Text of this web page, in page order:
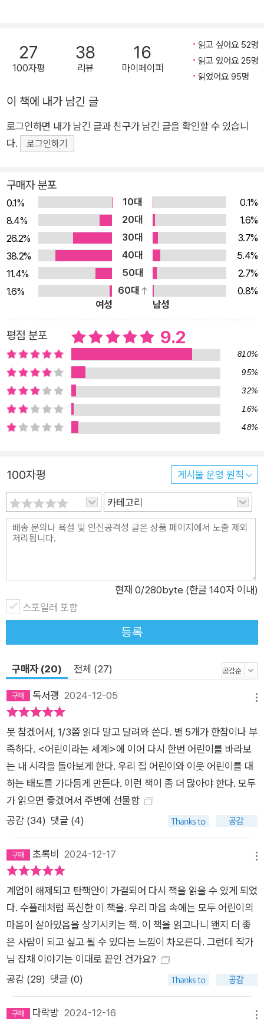
린이와 어른이 일상에서 어떻게 만나 영향을 주고받는지 상상하
며 자신의 자리를 가늠해볼 수 있다. 이웃은 나라는 존재가 실제
사람들이 산다는 걸 알려준다. 동네 마트에서 아이스크림을 살
때, 모자 달린 외투를 머리에만 걸친 도련님 차림으로 신발주머니
를 무릎으로 쳐가면서 학교를 오고 갈 때, 어린이는 실재하는 사
람들을 본다. 이웃인 어른들은 알게 모르게 어린이 삶의 배경에
끼치고 있다. 일상적으로, 날마다. - 60~62쪽 독자나 청중의 질
문이 늘 우호적이었던 것은 아니다. ‘스쿨 존’에서 일부러 장난을
치는 어린이들 때문에 사고가 나도 어른의 잘못이냐며 공격적인
태도를 보이는 사람도 있었고, ‘노 키즈 존’은 어린이에 대한 명백
한 차별임을 주장해왔던 작가에게 어쩔 수 없는 상황들을 예로 들
며 현실적이지 못하다고 비난하는 사람도 있었다. 김소영 작가는
타협할 수 없는 부분과 사정을 헤아리며 조율해갈 수 있는 부분을
단호하게 구분하며, 오래 고민하고 준비한 대답을 내놓는다. 나는
‘노 키즈 존’이라는 ‘쉬운 말’이 없어지면 좋겠다. 말과 함께 그 개
념도 낡은 것이 되어 사라지면 좋겠다. 카페에 식당에 ‘노 키즈
존’이라고 써 붙이는 간단한 해결책보다, 서로의 사정을 헤아리고
조율해가는 번거롭고 불편한 해결책이 더 합리적이다. (…) 깨지
기 쉬운 장식품이 많아서 어린이 출입이 어렵다거나, 난간이 위험
해서 어린이 출입을 제한한다거나, 음식이 뜨거워서 어린이가 돌
아다니면 위험하기 때문에 어린이 동반석을 어디어디로 제한한
결론은 똑같다고 하더라도, ‘노 키즈 존’이라는 말로 차별을 당연
시해서는 안 된다. 좋을 때나 나쁠 때나 ‘쉬운 말’은 영향력이 강
하기 때문이다. (…) 어린이의 출입을 제한해야 할 때는 오직 어린
이를 보호해야 할 때뿐이다. - 264~268쪽 이처럼 이 책의 많은
부분은 독자와 작가의 직간접적인 대화 속에서 쓰였다. 공감과 지
이다. 작가의 응답에 독자들은 또 한 걸음 더 나아간 질문을 던질
것이다. 어린이가 자라서 어른이 되는 동안, 이미 어른인 우리는
더 나은 어른이 되기 위해 묻고 또 답할 것이다. “나라는 사람의
안쪽으로 걸어 들어가면 어린이의 마음이 있다” 어떤 어린이가
는 것은 당연히 어린이만 보호하고 존중하겠다는 뜻이 아니다. 이
청소년이 되고 어른이 될 것이다. 따라서 어린이에게 보내는 사랑
과 지지는 한 사람의 인생 전체에 대한 응원이자 존중이라고 볼
수 있다. 이러한 관점에서 이 책은 한쪽에 어린이, 한쪽에 어른을
두고 그 사이에서 발생하는 문제를 해결해가는 식으로 쓰이지 않
았다. 그보다는 한 사람이 어린이의 마음을 가장 안쪽에 두고 동
심원을 그리듯 청소년을 거쳐 어른으로 성장해가는 흐름을 따르
며, 어린이와 어른 ‘사이’와 어린이가 어른이 되기까지의 ‘과정’
모두를 살폈다. 흔히 동심을 잃고 어른이 된다고 하지만, 어린이
가 어느 날 갑자기 청소년이 되고 청소년이 하루아침에 어른이 되
는 게 아닌 것처럼 동심 또한 잃어버리고 다음 단계로 넘어가는
것이 아니다. 마음이 자란다는 것은 전 단계의 마음을 버리고 떠
나는 것이 아니라, 동심원을 그리는 것이다. 어린이의 마음을 가
장 안쪽에 두고, 차차 큰 원을 그려가는 것. 정확히 말하면 원은
아닐 수도 있다. 나 자신의 마음을 돌아보면 어느 부분은 푹 꺼지
고 어느 부분은 부풀어 올라 모양이 좀 이상한 도형이 되어 있다.
어린 시절 중에는 다시는 생각하고 싶지 않은 깊은 골짜기들도 있
다. 어느 부분은 제대로 자라지 못했지만 나중에 열심히 메워서
꽤 괜찮은 모양으로 만들기도 했다. 어쨌거나 나라는 사람의 안쪽
으로 걸어 들어가면 어린이의 마음이 있다. 내내 그 마음만 들여
27
100자평
38
리뷰
16
마이페이퍼
읽고 싶어요 52명
읽고 있어요 25명
읽었어요 95명
이 책에 내가 남긴 글
로그인하면 내가 남긴 글과 친구가 남긴 글을 확인할 수 있습니
다.
로그인하기
구매자 분포
0.1% 10대
0.1%
8.4%
20대
1.6%
26.2%
30대
3.7%
38.2%
40대
5.4%
11.4%
50대
2.7%
1.6%
60대
0.8%
여성
남성
평점 분포 9.2
81.0%
9.5%
3.2%
1.6%
4.8%
100자평 게시물 운영 원칙
카테고리
현재 0/280byte (한글 140자 이내)
스포일러 포함
등록
구매자 (20) 전체 (27)
독서괭 2024-12-05
못 참겠어서, 1/3쯤 읽다 말고 달려와 쓴다. 별 5개가 한참이나 부
족하다. <어린이라는 세계>에 이어 다시 한번 어린이를 바라보
는 내 시각을 돌아보게 한다. 우리 집 어린이와 이웃 어린이를 대
하는 태도를 가다듬게 만든다. 이런 책이 좀 더 많아야 한다. 모두
가 읽으면 좋겠어서 주변에 선물함
공감 (34) 댓글 (4)
초록비 2024-12-17
계엄이 해제되고 탄핵안이 가결되어 다시 책을 읽을 수 있게 되었
다. 수플레처럼 폭신한 이 책을. 우리 마음 속에는 모두 어린이의
마음이 살아있음을 상기시키는 책. 이 책을 읽고나니 왠지 더 좋
은 사람이 되고 싶고 될 수 있다는 느낌이 차오른다. 그런데 작가
님 잡채 이야기는 이대로 끝인 건가요?
공감 (29) 댓글 (0)
다락방 2024-12-16